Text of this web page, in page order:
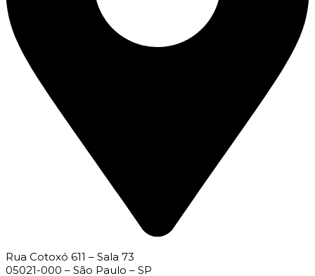
Rua Cotoxó 611 – Sala 73
05021-000 – São Paulo – SP